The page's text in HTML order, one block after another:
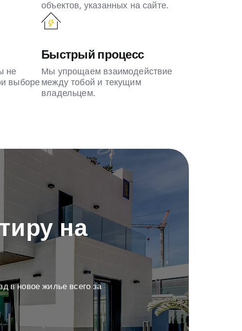
объектов, указанных на сайте.
не
выборе
Быстрый процесс
Мы упрощаем взаимодействие
между тобой и текущим
владельцем.
на
в новое жилье всего за